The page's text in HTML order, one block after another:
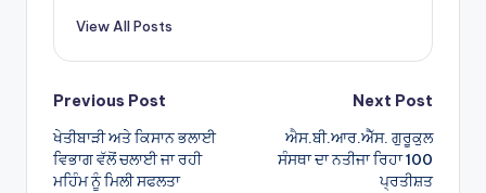
p
View All Posts
Post
navigation
Previous Post
ਖੇਤੀਬਾੜੀ ਅਤੇ ਕਿਸਾਨ ਭਲਾਈ
ਵਿਭਾਗ ਵੱਲੋਂ ਚਲਾਈ ਜਾ ਰਹੀ
ਮਹਿੰਮ ਨੂੰ ਮਿਲੀ ਸਫਲਤਾ
Next Post
ਐਸ.ਬੀ.ਆਰ.ਐੱਸ. ਗੁਰੂਕੁਲ
ਸੰਸਥਾ ਦਾ ਨਤੀਜਾ ਰਿਹਾ 100
ਪ੍ਰਤੀਸ਼ਤ